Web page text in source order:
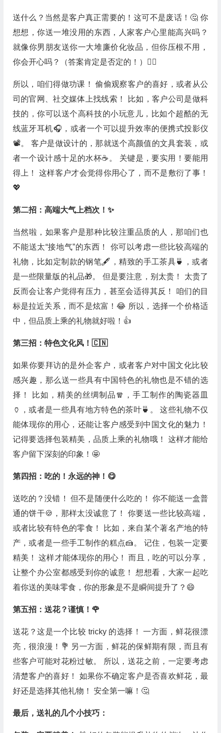
送什么？当然是客户真正需要的！这可不是废话！🤔 你
想想，你送一堆没用的东西，人家客户心里能高兴吗？
就像你男朋友送你一大堆廉价化妆品，但你压根不用，
你会开心吗？（答案肯定是否定的！）🙅‍♀️
所以，咱们得做功课！ 偷偷观察客户的喜好，或者从公
司的官网、社交媒体上找线索！ 比如，客户公司是做科
技的，你可以送个高科技的小玩意儿，比如个超酷的无
线蓝牙耳机🎧，或者一个可以提升效率的便携式投影仪
📽️。 客户是做设计的，那就送个高颜值的文具套装，或
者一个设计感十足的水杯☕。 关键是，要实用！要能用
得上！ 这样客户才会觉得你用心了，而不是敷衍了事！
💖
第二招：高端大气上档次！✨
当然啦，如果客户是那种比较注重品质的人，那咱们也
不能送太“接地气”的东西！ 你可以考虑一些比较高端的
礼物，比如定制款的钢笔🖋️，精致的手工茶具🍵，或者
是一些限量版的礼品🎁。 但是要注意，别太贵！ 太贵了
反而会让客户觉得有压力，甚至会适得其反！ 咱们的目
标是拉近关系，而不是炫富！😂 所以，选择一个价格适
中，但品质上乘的礼物就好啦！👍
第三招：特色文化风！🇨🇳
如果你要拜访的是外企客户，或者客户对中国文化比较
感兴趣，那么送一些具有中国特色的礼物也是不错的选
择！ 比如，精美的丝绸制品🧣，手工制作的陶瓷器皿
🏺，或者是一些具有地方特色的茶叶🍵。 这些礼物不仅
能体现你的用心，还能让客户感受到中国文化的魅力！
记得要选择包装精美，品质上乘的礼物哦！ 这样才能给
客户留下深刻的印象！🤩
第四招：吃的！永远的神！😋
送吃的？没错！ 但不是随便什么吃的！ 你不能送一盒普
通的饼干🍪，那样太没诚意了！ 你要送一些比较高端，
或者比较有特色的零食！ 比如，来自某个著名产地的特
产，或者是一些手工制作的糕点🍰。 记住，包装一定要
精美！ 这样才能体现你的用心！ 而且，吃的可以分享，
让整个办公室都感受到你的诚意！ 想想看，大家一起吃
着你送的美味零食，你的形象是不是瞬间提升了？😄
第五招：送花？谨慎！🌹
送花？这是一个比较 tricky 的选择！ 一方面，鲜花很漂
亮，很浪漫！💐 另一方面，鲜花的保鲜期有限，而且有
些客户可能对花粉过敏。 所以，送花之前，一定要考虑
清楚客户的喜好！ 如果你不确定客户是否喜欢鲜花，最
好还是选择其他礼物！ 安全第一嘛！🤔
最后，送礼的几个小技巧：